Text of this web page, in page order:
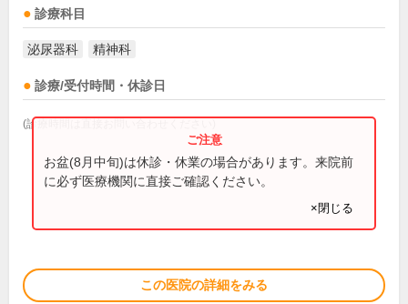
診療科目
泌尿器科 精神科
診療/受付時間・休診日
(診療時間は直接お問い合わせください)
お盆(8月中旬)は休診・休業の場合があります。来院前
に必ず医療機関に直接ご確認ください。
×閉じる
この医院の詳細をみる